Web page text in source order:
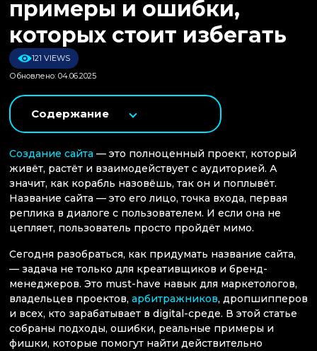
примеры и ошибки,
которых стоит избегать
121 VIEWS
Обновлено: 04.06.2025
Содержание
Создание сайта — это полноценный проект, который
живёт, растёт и взаимодействует с аудиторией. А
значит, как корабль назовёшь, так он и поплывёт.
Название сайта — это его лицо, точка входа, первая
реплика в диалоге с пользователем. И если она не
цепляет, пользователь просто пройдёт мимо.
Сегодня разобраться, как придумать название сайта,
— задача не только для креативщиков и бренд-
менеджеров. Это must-have навык для маркетологов,
владельцев проектов, арбитражников, дропшипперов
и всех, кто зарабатывает в digital-среде. В этой статье
собраны подходы, ошибки, реальные примеры и
фишки, которые помогут найти действительно